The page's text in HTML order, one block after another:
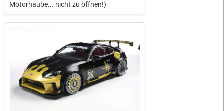
Motorhaube... nicht zu öffnen!)